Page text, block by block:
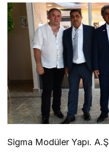
Sigma Modüler Yapı. A.Ş